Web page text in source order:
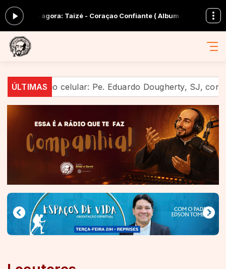
agora: Taizé - Coraçao Confiante ( Album completo ) Em
ÚLTIMASao celular: Pe. Eduardo Dougherty, SJ,